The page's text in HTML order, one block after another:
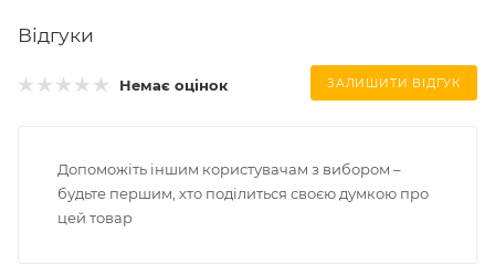
Відгуки
Немає оцінок ЗАЛИШИТИ ВІДГУК
Допоможіть іншим користувачам з вибором –
будьте першим, хто поділиться своєю думкою про
цей товар